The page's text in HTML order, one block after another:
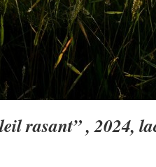
rasant” , 2024,